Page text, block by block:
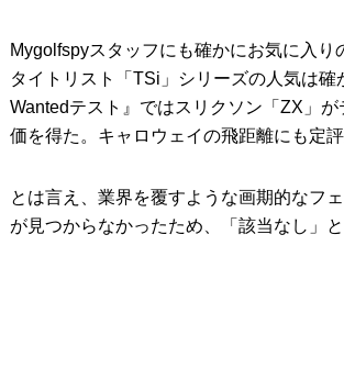
Mygolfspyスタッフにも確かにお気に入り
タイトリスト「TSi」シリーズの人気は確
Wantedテスト』ではスリクソン「ZX」
価を得た。キャロウェイの飛距離にも定評
とは言え、業界を覆すような画期的なフ
が見つからなかったため、「該当なし」と